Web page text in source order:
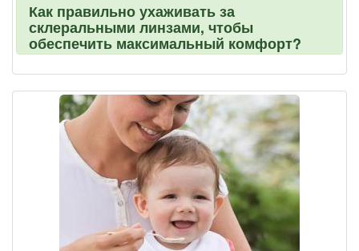
Как правильно ухаживать за
склеральными линзами, чтобы
обеспечить максимальный комфорт?